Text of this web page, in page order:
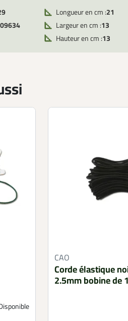
Longueur en cm :21
Largeur en cm :13
Hauteur en cm :13
CAO
Corde élastique
2.5mm bobine de